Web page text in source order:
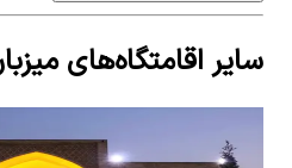
سایر اقامتگاه‌های
بوتیک هتل سنتی در ساوه -